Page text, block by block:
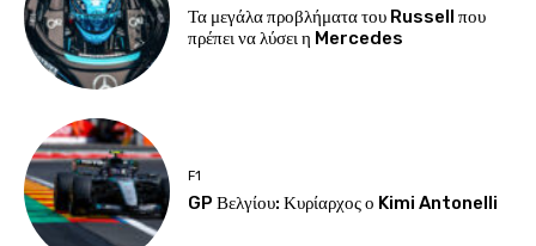
Τα μεγάλα προβλήματα του Russell που
πρέπει να λύσει η Mercedes
F1
GP Βελγίου: Κυρίαρχος ο Kimi Antonelli